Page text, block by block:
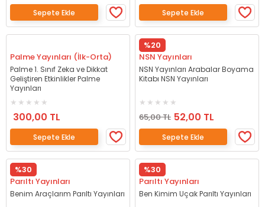
Sepete Ekle Sepete Ekle
Palme Yayınları (İlk-Orta)
Palme 1. Sınıf Zeka ve Dikkat
Geliştiren Etkinlikler Palme
Yayınları
300,00 TL
Sepete Ekle
%20
NSN Yayınları
NSN Yayınları Arabalar Boyama
Kitabı NSN Yayınları
65,00 TL 52,00 TL
Sepete Ekle
%30
Parıltı Yayınları
Benim Araçlarım Parıltı Yayınları
%30
Parıltı Yayınları
Ben Kimim Uçak Parıltı Yayınları